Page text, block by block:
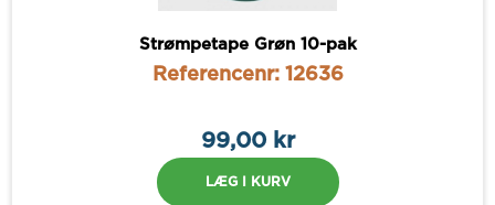
Strømpetape Grøn 10-pak
Referencenr: 12636
99,00 kr
LÆG I KURV